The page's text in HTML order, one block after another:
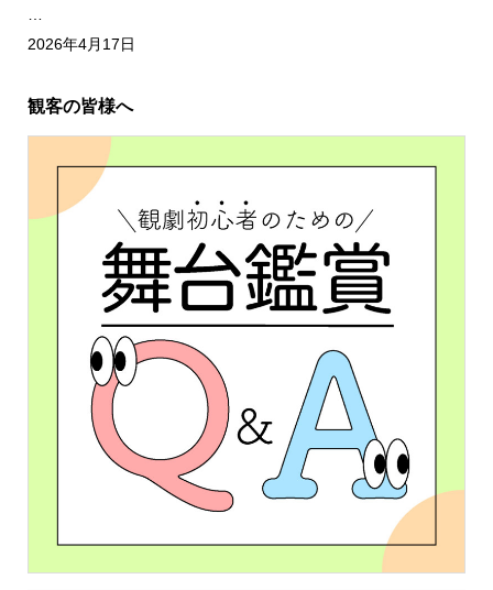
2026年4月17日
観客の皆様へ